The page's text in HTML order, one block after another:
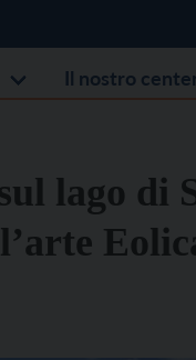
Il nostro
lago di